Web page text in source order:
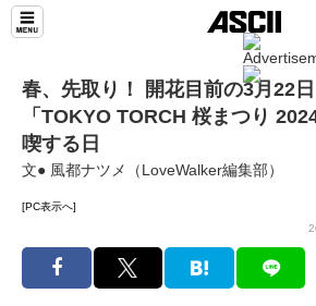
春、先取り！ 開花目前の3月22
「TOKYO TORCH 桜まつり
喫する日
文● 風都ナツメ（LoveWalker編集部）
[PC表示へ]